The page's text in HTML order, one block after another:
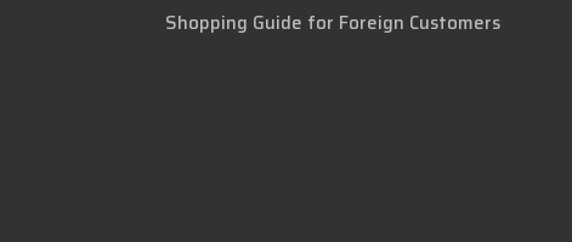
Shopping Guide for Foreign Customers